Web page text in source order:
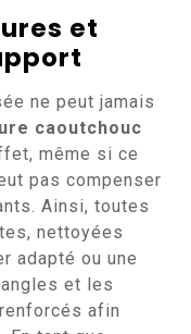
et
ne peut jamais
caoutchouc
même si ce
pas compenser
Ainsi, toutes
nettoyées
adapté ou une
et les
afin